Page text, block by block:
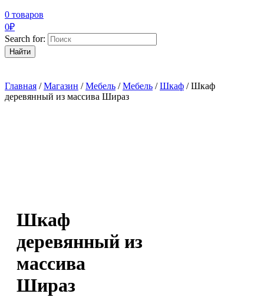
0 товаров
0₽
Search for:
Главная /Магазин /Мебель /Мебель /Шкаф / Шкаф
деревянный из массива Шираз
Шкаф
деревянный из
массива
Шираз